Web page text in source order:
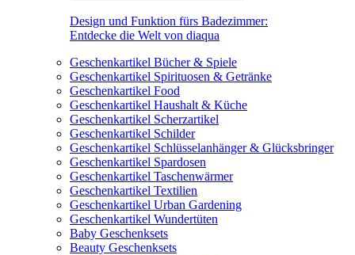
Design und Funktion fürs Badezimmer:
Entdecke die Welt von diaqua
Geschenkartikel Bücher & Spiele
Geschenkartikel Spirituosen & Getränke
Geschenkartikel Food
Geschenkartikel Haushalt & Küche
Geschenkartikel Scherzartikel
Geschenkartikel Schilder
Geschenkartikel Schlüsselanhänger & Glücksbringer
Geschenkartikel Spardosen
Geschenkartikel Taschenwärmer
Geschenkartikel Textilien
Geschenkartikel Urban Gardening
Geschenkartikel Wundertüten
Baby Geschenksets
Beauty Geschenksets